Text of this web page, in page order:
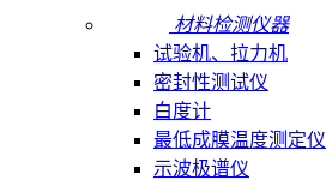
材料检测仪器
试验机、拉力机
密封性测试仪
白度计
最低成膜温度测定仪
示波极谱仪